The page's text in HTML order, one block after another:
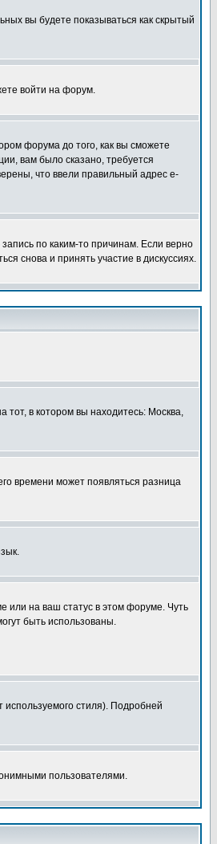
вы будете показываться как скрытый
войти на форум.
форума до того, как вы сможете
вам было сказано, требуется
что ввели правильный адрес e-
по каким-то причинам. Если верно
снова и принять участие в дискуссиях.
тот, в котором вы находитесь: Москва,
времени может появляться разница
или на ваш статус в этом форуме. Чуть
быть использованы.
стиля). Подробней
пользователями.